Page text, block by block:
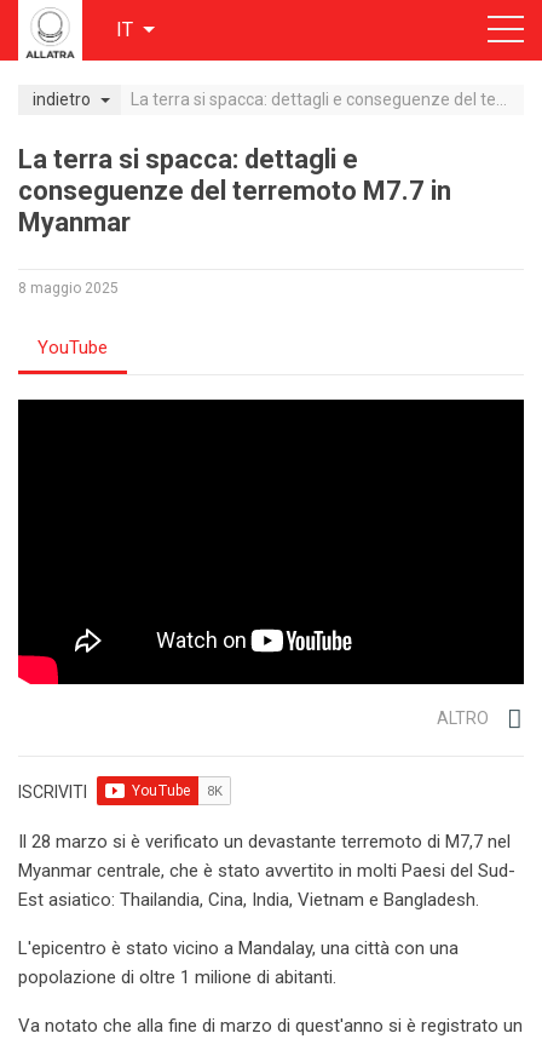
IT
indietro
La terra si spacca: dettagli e
conseguenze del terremoto M7.7 in
Myanmar
8 maggio 2025
YouTube
ALTRO
ISCRIVITI
Il 28 marzo si è verificato un devastante terremoto di M7,7 nel
Myanmar centrale, che è stato avvertito in molti Paesi del Sud-
Est asiatico: Thailandia, Cina, India, Vietnam e Bangladesh.
L'epicentro è stato vicino a Mandalay, una città con una
popolazione di oltre 1 milione di abitanti.
Va notato che alla fine di marzo di quest'anno si è registrato un